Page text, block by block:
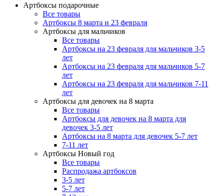
Артбоксы подарочные
Все товары
Артбоксы 8 марта и 23 февраля
Артбоксы для мальчиков
Все товары
Артбоксы на 23 февраля для мальчиков 3-5
лет
Артбоксы на 23 февраля для мальчиков 5-7
лет
Артбоксы на 23 февраля для мальчиков 7-11
лет
Артбоксы для девочек на 8 марта
Все товары
Артбоксы для девочек на 8 марта для
девочек 3-5 лет
Артбоксы на 8 марта для девочек 5-7 лет
7-11 лет
Артбоксы Новый год
Все товары
Распродажа артбоксов
3-5 лет
5-7 лет